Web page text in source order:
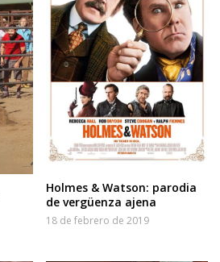
Holmes & Watson: parodia
de vergüenza ajena
18 de febrero de 2019